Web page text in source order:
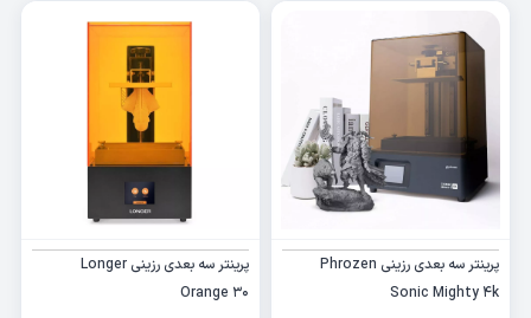
پرینتر سه بعدی رزینی Phrozen
Sonic Mighty 4k
پرینتر سه بعدی رزینی Longer
Orange 30